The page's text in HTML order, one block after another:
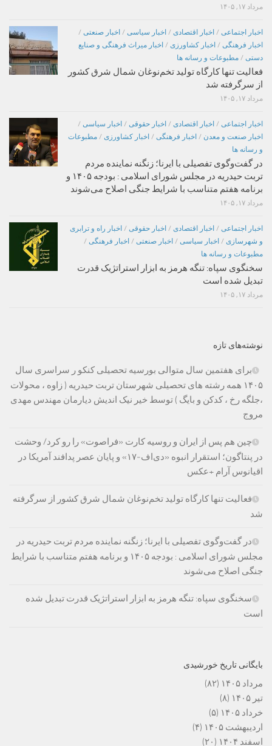
مرداد ۱۷, ۱۴۰۵
اخبار اجتماعی / اخبار اقتصادی / اخبار سیاسی / اخبار صنعتی /
اخبار فرهنگی / اخبار کشاورزی / اخبار میراث فرهنگی و صنایع
دستی / مطبوعات و رسانه ها
فعالیت تنها کارگاه تولید تخم‌نوغان شمال شرق کشور
از سرگرفته شد
مرداد ۱۷, ۱۴۰۵
اخبار اجتماعی / اخبار اقتصادی / اخبار حقوقی / اخبار سیاسی /
اخبار صنعت و معدن / اخبار فرهنگی / اخبار کشاورزی / مطبوعات
و رسانه ها
در گفت‌وگوی تفصیلی با ایرنا؛ زنگنه نماینده مردم
تربت حیدریه در مجلس شورای اسلامی : بودجه ۱۴۰۵ و
برنامه هفتم متناسب با شرایط جنگی اصلاح می‌شوند
مرداد ۱۷, ۱۴۰۵
اخبار اجتماعی / اخبار اقتصادی / اخبار حقوقی / اخبار راه و ترابری
و شهرسازی / اخبار سیاسی / اخبار صنعتی / اخبار فرهنگی /
مطبوعات و رسانه ها
سخنگوی سپاه: تنگه هرمز به ابزار استراتژیک قدرت
تبدیل شده است
مرداد ۱۷, ۱۴۰۵
نوشته‌های تازه
برای هفتمین سال متوالی بورسیه تحصیلی کنکو ر سراسری سال
۱۴۰۵ همه رشته های تحصیلی شهرستان تربت حیدریه ( زاوه ، محولات
،جلگه رخ ، کدکن و بایگ ) توسط خیر نیک اندیش دیارمان مهندس مهدی
مروج
چین هم پس از ایران و روسیه کارت «فراصوت» را رو کرد/ وحشت
در پنتاگون؛ استقرار انبوه «دی‌اف‑۱۷» و پایان عصر پدافند آمریکا در
اقیانوس آرام +عکس
فعالیت تنها کارگاه تولید تخم‌نوغان شمال شرق کشور از سرگرفته
شد
در گفت‌وگوی تفصیلی با ایرنا؛ زنگنه نماینده مردم تربت حیدریه در
مجلس شورای اسلامی : بودجه ۱۴۰۵ و برنامه هفتم متناسب با شرایط
جنگی اصلاح می‌شوند
سخنگوی سپاه: تنگه هرمز به ابزار استراتژیک قدرت تبدیل شده
است
بایگانی تاریخ خورشیدی
مرداد ۱۴۰۵
(۸۲)
تیر ۱۴۰۵
(۸)
خرداد ۱۴۰۵
(۵)
اردیبهشت ۱۴۰۵
(۴)
اسفند ۱۴۰۴
(۲۰)